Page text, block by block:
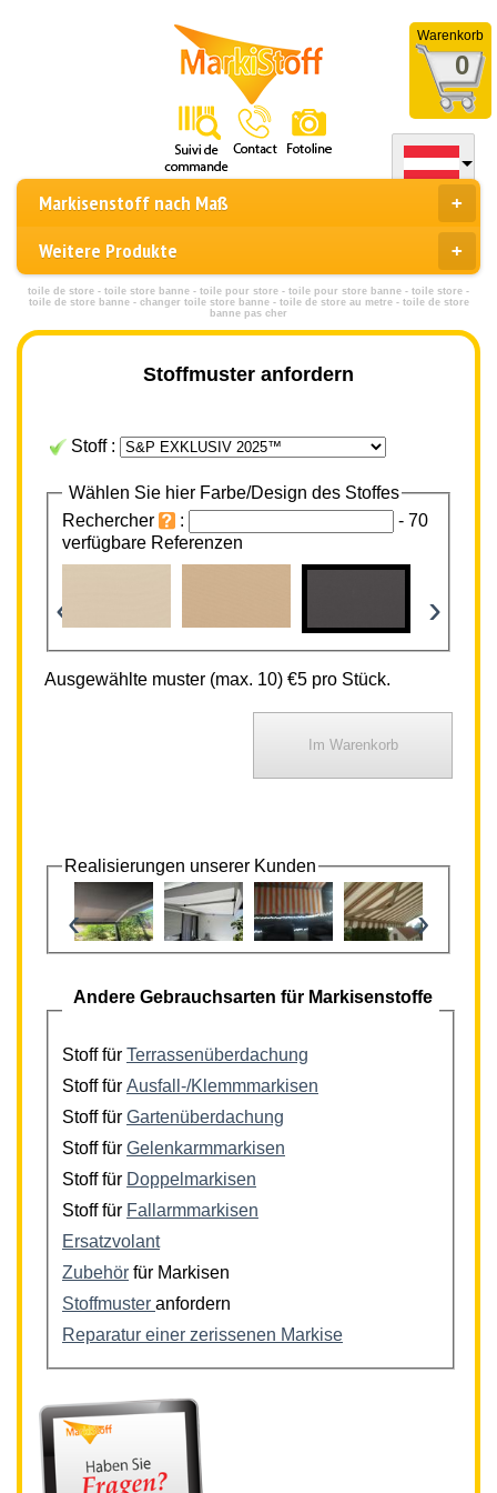
Warenkorb
0
Markisenstoff nach Maß
Weitere Produkte
toile de store - toile store banne - toile pour store - toile pour store banne - toile store -
toile de store banne - changer toile store banne - toile de store au metre - toile de store
banne pas cher
Stoffmuster anfordern
Stoff :
Wählen Sie hier Farbe/Design des Stoffes
Rechercher
: - 70
verfügbare Referenzen
‹ ›
Ausgewählte muster (max. 10) €5 pro Stück.
Realisierungen unserer Kunden
‹ ›
Andere Gebrauchsarten für Markisenstoffe
Stoff für Terrassenüberdachung
Stoff für Ausfall-/Klemmmarkisen
Stoff für Gartenüberdachung
Stoff für Gelenkarmmarkisen
Stoff für Doppelmarkisen
Stoff für Fallarmmarkisen
Ersatzvolant
Zubehör für Markisen
Stoffmuster anfordern
Reparatur einer zerissenen Markise